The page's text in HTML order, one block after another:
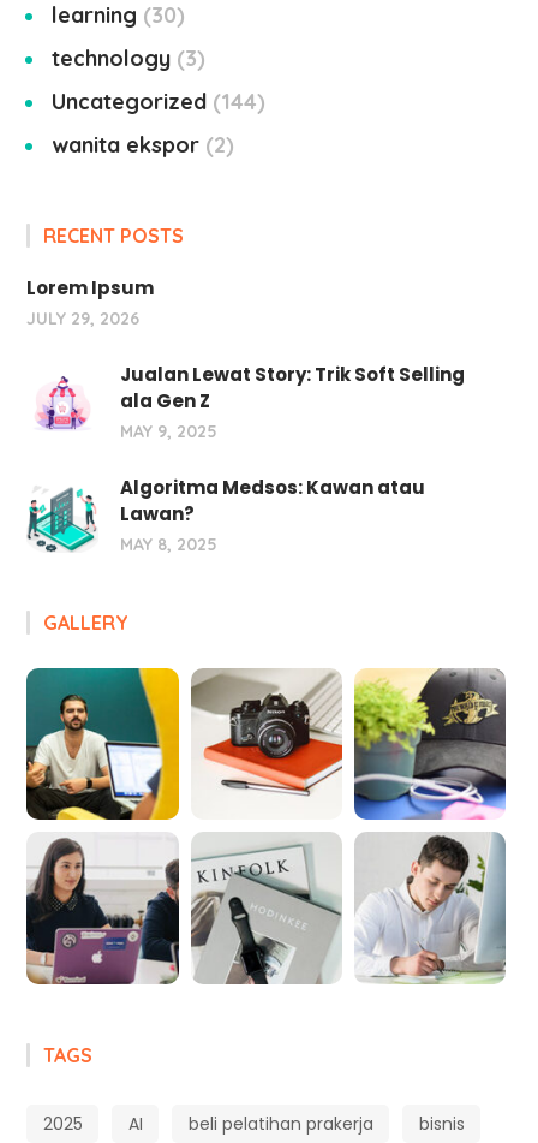
learning
30
technology 3
Uncategorized 144
wanita ekspor 2
RECENT POSTS
Lorem Ipsum
JULY 29, 2026
Jualan Lewat Story: Trik Soft Selling
ala Gen Z
MAY 9, 2025
Algoritma Medsos: Kawan atau
Lawan?
MAY 8, 2025
GALLERY
TAGS
2025 AI beli pelatihan prakerja bisnis